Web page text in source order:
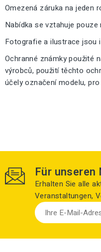
Omezená záruka na jeden
Nabídka se vztahuje pouze
Fotografie a ilustrace jsou
Ochranné známky použité
výrobců, použití těchto
účely označení modelu,
Für
Erhalten Sie alle
Veranstaltungen,